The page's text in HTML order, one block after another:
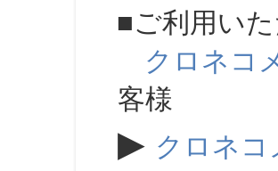
■ご利用いた
クロネコ
客様
▶ クロネコ